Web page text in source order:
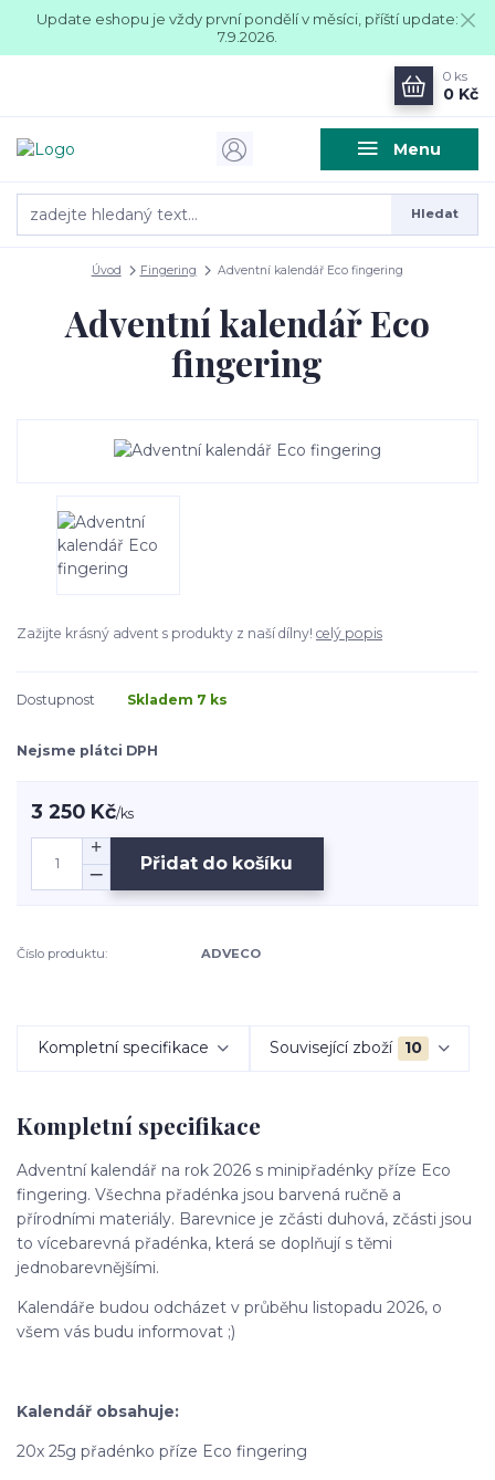
Update eshopu je vždy první pondělí v měsíci, příští update:
7.9.2026.
Menu
Hledat
0 ks
0 Kč
Úvod Fingering Adventní kalendář Eco fingering
Adventní kalendář Eco
fingering
Zažijte krásný advent s produkty z naší dílny! celý popis
Dostupnost Skladem 7 ks
Nejsme plátci DPH
3 250 Kč/ks
Přidat do košíku
Číslo produktu: ADVECO
Kompletní specifikace Související zboží 10
Kompletní specifikace
Adventní kalendář na rok 2026 s minipřadénky příze Eco
fingering. Všechna přadénka jsou barvená ručně a
přírodními materiály. Barevnice je zčásti duhová, zčásti jsou
to vícebarevná přadénka, která se doplňují s těmi
jednobarevnějšími.
Kalendáře budou odcházet v průběhu listopadu 2026, o
všem vás budu informovat ;)
Kalendář obsahuje:
20x 25g přadénko příze Eco fingering